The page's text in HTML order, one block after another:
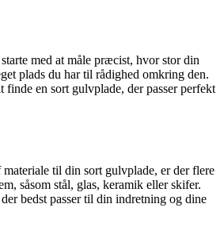
med at måle præcist, hvor stor din
plads du har til rådighed omkring den.
en sort gulvplade, der passer perfekt
til din sort gulvplade, er der flere
såsom stål, glas, keramik eller skifer.
bedst passer til din indretning og dine